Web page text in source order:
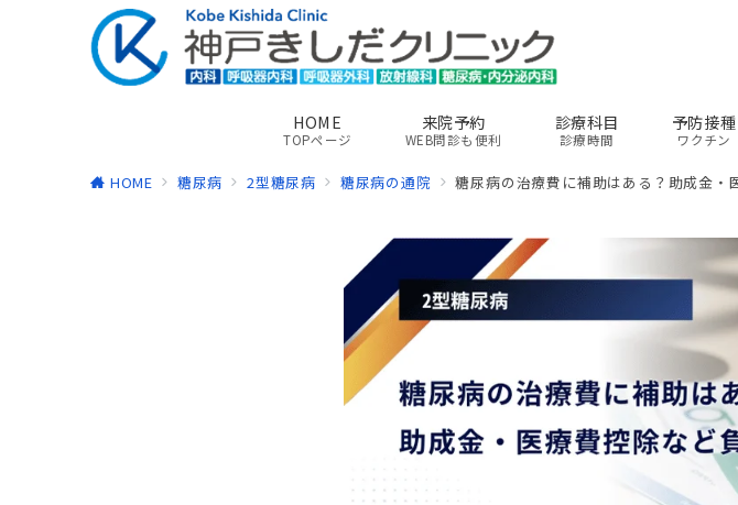
HOME
TOPページ
来院予約
WEB問診も便利
診療科目
診療時間
予防接種
ワクチン
HOME 糖尿病 2型糖尿病 糖尿病の通院 糖尿病の治療費に補助はある？助成金・